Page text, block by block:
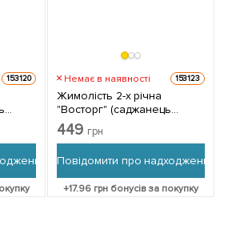
153120 Немає в наявності 153123
Жимолість 2-х річна
"Восторг" (саджанець
Польського розплідника)
вазон С2 1 саджанець в
449 грн
Повідомити про надходження
+17.96грн бонусів за покупку